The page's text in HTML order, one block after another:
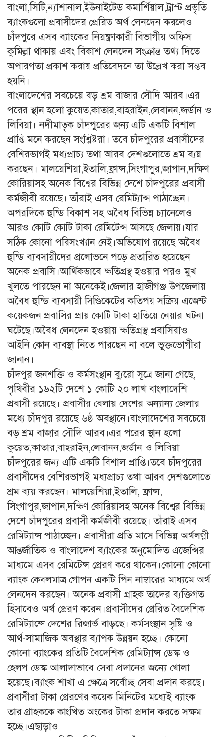
বাংলা,সিটি,ন্যাশানাল,ইউনাইটেড কমার্শিয়াল,ট্রাস্ট প্রভৃতি
ব্যাংকগুলো প্রবাসীদের প্রেরিত অর্থ লেনদেন করলেও
চাঁদপুরে এসব ব্যাংকের নিয়ন্ত্রণকারী বিভাগীয় অফিস
কুমিল্লা থাকায় এবং বিকাশ লেনদেন সংক্রান্ত তথ্য দিতে
অপারগতা প্রকাশ করায় প্রতিবেদনে তা উল্লেখ করা সম্ভব
হয়নি।
বাংলাদেশের সবচেয়ে বড় শ্রম বাজার সৌদি আরব।এর
পরের স্থান হলো কুয়েত,কাতার,বাহরাইন,লেবানন,জর্ডান ও
লিবিয়া। নদীমাতৃক চাঁদপুরের জন্য এটি একটি বিশাল
প্রাপ্তি মনে করছেন সংশ্লিষ্টরা। তবে চাঁদপুরের প্রবাসীদের
বেশিরভাগই মধ্যপ্রাচ্য তথা আরব দেশগুলোতে শ্রম ব্যয়
করছেন। মালয়েশিয়া,ইতালি,ফ্রান্স,সিংগাপুর,জাপান,দক্ষিণ
কোরিয়াসহ অনেক বিশ্বের বিভিন্ন দেশে চাঁদপুরের প্রবাসী
কর্মজীবী রয়েছে। তাঁরাই এসব রেমিট্যান্স পাঠাচ্ছেন।
অপরদিকে হুন্ডি বিকাশ সহ অবৈধ বিভিন্ন চ্যানেলেও
আরও কোটি কোটি টাকা রেমিটেন্স আসছে জেলায়।যার
সঠিক কোনো পরিসংখ্যান নেই।অভিযোগ রয়েছে অবৈধ
হুন্ডি ব্যবসায়ীদের প্রলোভনে পড়ে প্রতারিত হয়েছেন
অনেক প্রবাসি।আর্থিকভাবে ক্ষতিগ্রস্থ হওয়ার পরও মুখ
খুলতে পারছেন না অনেকেই।জেলার হাজীগঞ্জ উপজেলায়
অবৈধ হুন্ডি ব্যবসায়ী সিণ্ডিকেটের কতিপয় সক্রিয় এজেন্ট
কয়েকজন প্রবাসির প্রায় কোটি টাকা হাতিয়ে নেয়ার ঘটনা
ঘটেছে।অবৈধ লেনদেন হওয়ায় ক্ষতিগ্রস্থ প্রবাসিরাও
আইনি কোন ব্যবস্থা নিতে পারছেন না বলে ভুক্তভোগীরা
জানান।
চাঁদপুর জনশক্তি ও কর্মসংস্থান ব্যুরো সূত্রে জানা গেছে,
পৃথিবীর ১৬২টি দেশে ১ কোটি ২০ লাখ বাংলাদেশি
প্রবাসী রয়েছে। প্রবাসীর বেলায় দেশের অন্যান্য জেলার
মধ্যে চাঁদপুর রয়েছে ৬ষ্ঠ অবস্থানে।বাংলাদেশের সবচেয়ে
বড় শ্রম বাজার সৌদি আরব।এর পরের স্থান হলো
কুয়েত,কাতার,বাহরাইন,লেবানন,জর্ডান ও লিবিয়া
চাঁদপুরের জন্য এটি একটি বিশাল প্রাপ্তি।তবে চাঁদপুরের
প্রবাসীদের বেশিরভাগই মধ্যপ্রাচ্য তথা আরব দেশগুলোতে
শ্রম ব্যয় করছেন। মালয়েশিয়া,ইতালি, ফ্রান্স,
সিংগাপুর,জাপান,দক্ষিণ কোরিয়াসহ অনেক বিশ্বের বিভিন্ন
দেশে চাঁদপুরের প্রবাসী কর্মজীবী রয়েছে। তাঁরাই এসব
রেমিট্যান্স পাঠাচ্ছেন। প্রবাসীরা প্রতি মাসে বিভিন্ন অর্থলগ্নী
আন্তর্জাতিক ও বাংলাদেশ ব্যাংকের অনুমোদিত এজেন্সির
মাধ্যমে এসব রেমিটেন্স প্রেরণ করে থাকেন।কোনো কোনো
ব্যাংক কেবলমাত্র গোপন একটি পিন নাম্বারের মাধ্যমে অর্থ
লেনদেন করছেন। অনেক প্রবাসী গ্রাহক তাদের ব্যক্তিগত
হিসাবেও অর্থ প্রেরণ করেন।প্রবাসীদের প্রেরিত বৈদেশিক
রেমিট্যান্সে দেশের রিজার্ভ বাড়ছে। কর্মসংস্থান সৃষ্টি ও
আর্থ-সামাজিক অবস্থার ব্যাপক উন্নয়ন হচ্ছে। কোনো
কোনো ব্যাংকের প্রতিটি বৈদেশিক রেমিট্যান্স ডেস্ক ও
হেলপ ডেস্ক আলাদাভাবে সেবা প্রদানের জন্যে খোলা
হয়েছে।ব্যাংক শাখা এ ক্ষেত্রে সর্বোচ্ছ সেবা প্রদান করছে।
প্রবাসীরা টাকা প্রেরণের কয়েক মিনিটের মধ্যেই ব্যাংক
তার গ্রাহককে কাংখিত অংকের টাকা প্রদান করতে সক্ষম
হচ্ছে।এছাড়াও